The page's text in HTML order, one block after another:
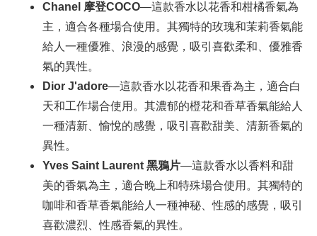
Chanel 摩登COCO—這款香水以花香和柑橘香氣為
主，適合各種場合使用。其獨特的玫瑰和茉莉香氣能
給人一種優雅、浪漫的感覺，吸引喜歡柔和、優雅香
氣的異性。
Dior J'adore—這款香水以花香和果香為主，適合白
天和工作場合使用。其濃郁的橙花和香草香氣能給人
一種清新、愉悅的感覺，吸引喜歡甜美、清新香氣的
異性。
Yves Saint Laurent 黑鴉片—這款香水以香料和甜
美的香氣為主，適合晚上和特殊場合使用。其獨特的
咖啡和香草香氣能給人一種神秘、性感的感覺，吸引
喜歡濃烈、性感香氣的異性。